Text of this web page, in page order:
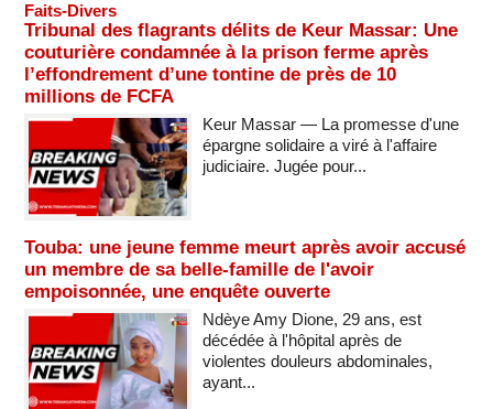
Faits-Divers
Tribunal des flagrants délits de Keur Massar: Une
couturière condamnée à la prison ferme après
l’effondrement d’une tontine de près de 10
millions de FCFA
Keur Massar — La promesse d'une
épargne solidaire a viré à l'affaire
judiciaire. Jugée pour...
Touba: une jeune femme meurt après avoir accusé
un membre de sa belle-famille de l'avoir
empoisonnée, une enquête ouverte
Ndèye Amy Dione, 29 ans, est
décédée à l'hôpital après de
violentes douleurs abdominales,
ayant...